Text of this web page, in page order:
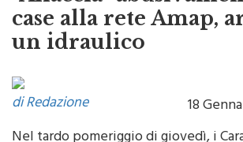
“Allaccia”
case alla rete Amap,
di Redazione
18